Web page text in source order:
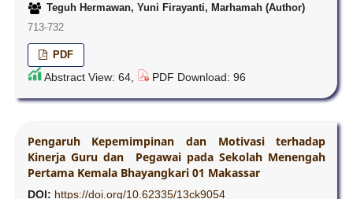
Teguh Hermawan, Yuni Firayanti, Marhamah (Author)
713-732
PDF
Abstract View: 64, PDF Download: 96
Pengaruh Kepemimpinan dan Motivasi terhadap
Kinerja Guru dan Pegawai pada Sekolah Menengah
Pertama Kemala Bhayangkari 01 Makassar
DOI: https://doi.org/10.62335/13ck9054